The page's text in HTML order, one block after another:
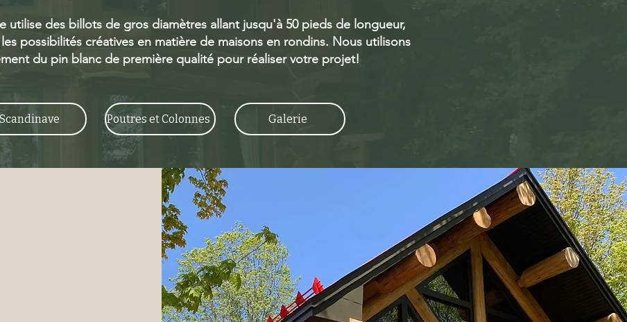
utilise des billots de gros diamètres allant jusqu'à 50 pieds de longueur,
possibilités créatives en matière de maisons en rondins. Nous utilisons
du pin blanc de première qualité pour réaliser votre projet!
Scandinave Poutres et Colonnes Galerie